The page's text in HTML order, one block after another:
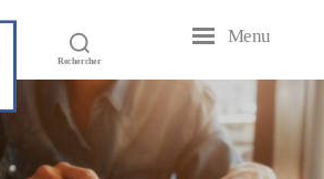
Rechercher
Menu